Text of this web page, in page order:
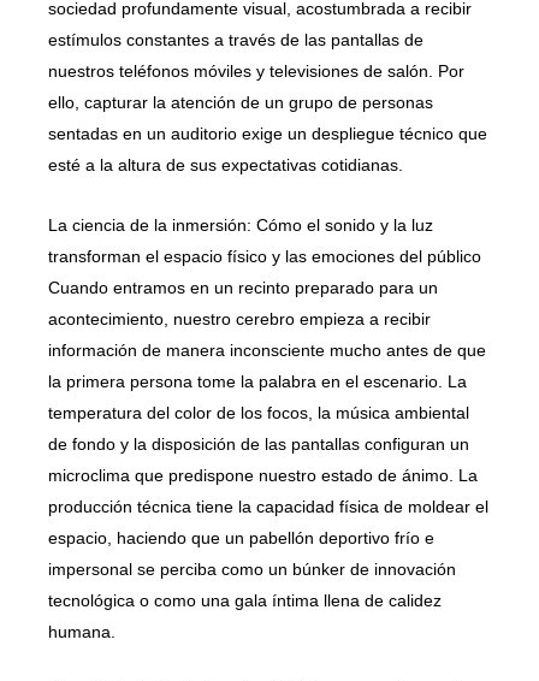
sociedad profundamente visual, acostumbrada a recibir
estímulos constantes a través de las pantallas de
nuestros teléfonos móviles y televisiones de salón. Por
ello, capturar la atención de un grupo de personas
sentadas en un auditorio exige un despliegue técnico que
esté a la altura de sus expectativas cotidianas.
La ciencia de la inmersión: Cómo el sonido y la luz
transforman el espacio físico y las emociones del público
Cuando entramos en un recinto preparado para un
acontecimiento, nuestro cerebro empieza a recibir
información de manera inconsciente mucho antes de que
la primera persona tome la palabra en el escenario. La
temperatura del color de los focos, la música ambiental
de fondo y la disposición de las pantallas configuran un
microclima que predispone nuestro estado de ánimo. La
producción técnica tiene la capacidad física de moldear el
espacio, haciendo que un pabellón deportivo frío e
impersonal se perciba como un búnker de innovación
tecnológica o como una gala íntima llena de calidez
humana.